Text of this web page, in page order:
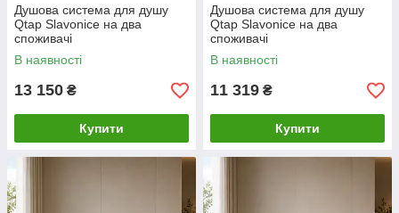
Душова система для душу
Qtap Slavonice на два
споживачі
QTSLA110GMB45913
Gunmetal Black PVD
В наявності
13 150 ₴
Купити
Душова система для душу
Qtap Slavonice на два
споживачі
QTSLA110CRM45912 Chrome
В наявності
11 319 ₴
Купити